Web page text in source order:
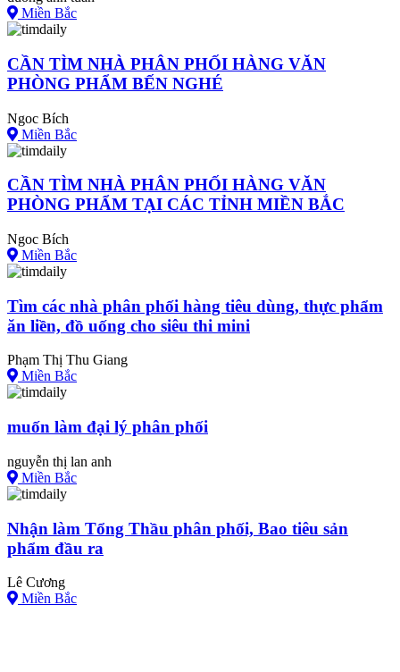
Miền Bắc
CẦN TÌM NHÀ PHÂN PHỐI HÀNG VĂN
PHÒNG PHẨM BẾN NGHÉ
Ngoc Bích
Miền Bắc
CẦN TÌM NHÀ PHÂN PHỐI HÀNG VĂN
PHÒNG PHẨM TẠI CÁC TỈNH MIỀN BẮC
Ngoc Bích
Miền Bắc
Tìm các nhà phân phối hàng tiêu dùng, thực phẩm
ăn liền, đồ uống cho siêu thi mini
Phạm Thị Thu Giang
Miền Bắc
muốn làm đại lý phân phối
nguyễn thị lan anh
Miền Bắc
Nhận làm Tổng Thầu phân phối, Bao tiêu sản
phẩm đầu ra
Lê Cương
Miền Bắc